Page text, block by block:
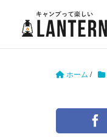
ホーム /